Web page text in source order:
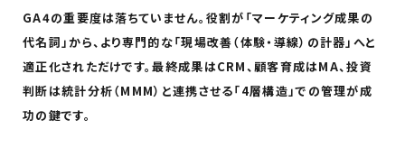
GA4の重要度は落ちていません。役割が「マーケティング成果の
代名詞」から、より専門的な「現場改善（体験・導線）の計器」へと
適正化されただけです。最終成果はCRM、顧客育成はMA、投資
判断は統計分析（MMM）と連携させる「4層構造」での管理が成
功の鍵です。